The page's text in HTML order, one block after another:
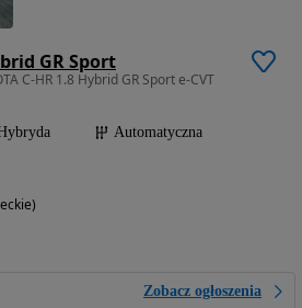
GR Sport
C-HR 1.8 Hybrid GR Sport e-CVT
Automatyczna
Zobacz ogłoszenia